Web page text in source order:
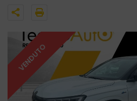
VENDUTO